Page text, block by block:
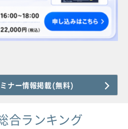
ナー情報掲載(無料)
合ランキング